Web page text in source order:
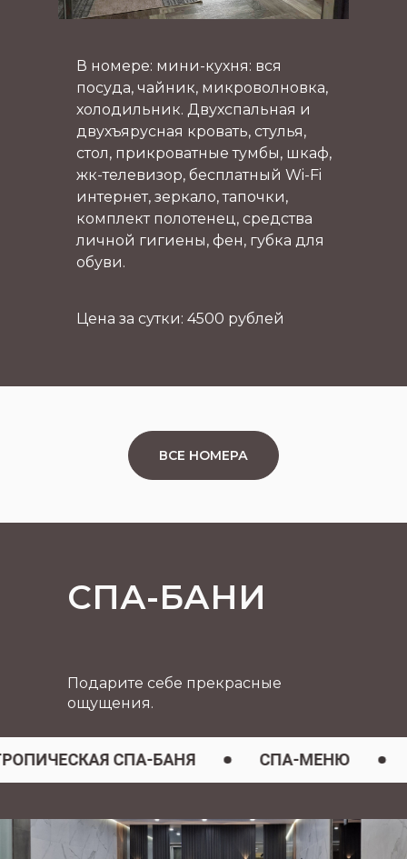
В номере: мини-кухня: вся
посуда, чайник, микроволновка,
холодильник. Двухспальная и
двухъярусная кровать, стулья,
стол, прикроватные тумбы, шкаф,
жк-телевизор, бесплатный Wi-Fi
интернет, зеркало, тапочки,
комплект полотенец, средства
личной гигиены, фен, губка для
обуви.
Цена за сутки: 4500 рублей
ВСЕ НОМЕРА
СПА-БАНИ
Подарите себе прекрасные
ощущения.
СПА-БАНЯ СПА-МЕНЮ